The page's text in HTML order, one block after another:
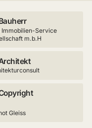
Immobilien-Service
m.b.H
Gleiss